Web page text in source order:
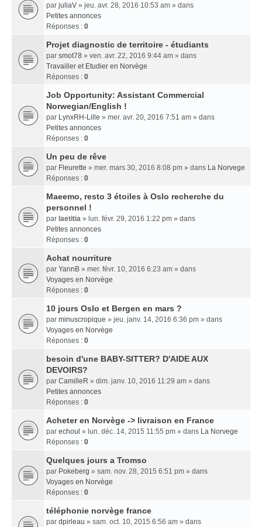
par juliaV » jeu. avr. 28, 2016 10:53 am » dans
Petites annonces
Réponses : 0
Projet diagnostic de territoire - étudiants
par smot78 » ven. avr. 22, 2016 9:44 am » dans
Travailler et Etudier en Norvège
Réponses : 0
Job Opportunity: Assistant Commercial
Norwegian/English !
par LynxRH-Lille » mer. avr. 20, 2016 7:51 am » dans
Petites annonces
Réponses : 0
Un peu de rêve
par Fleurette » mer. mars 30, 2016 8:08 pm » dans La Norvege
Réponses : 0
Maeemo, resto 3 étoiles à Oslo recherche du
personnel !
par laetitia » lun. févr. 29, 2016 1:22 pm » dans
Petites annonces
Réponses : 0
Achat nourriture
par YannB » mer. févr. 10, 2016 6:23 am » dans
Voyages en Norvège
Réponses : 0
10 jours Oslo et Bergen en mars ?
par minuscropique » jeu. janv. 14, 2016 6:36 pm » dans
Voyages en Norvège
Réponses : 0
besoin d'une BABY-SITTER? D'AIDE AUX
DEVOIRS?
par CamilleR » dim. janv. 10, 2016 11:29 am » dans
Petites annonces
Réponses : 0
Acheter en Norvège -> livraison en France
par echoul » lun. déc. 14, 2015 11:55 pm » dans La Norvege
Réponses : 0
Quelques jours a Tromso
par Pokeberg » sam. nov. 28, 2015 6:51 pm » dans
Voyages en Norvège
Réponses : 0
téléphonie norvège france
par dpirleau » sam. oct. 10, 2015 6:56 am » dans